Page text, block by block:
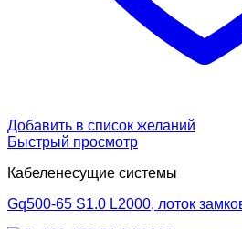
Добавить в список желаний
Быстрый просмотр
Кабеленесущие системы
Gq500-65 S1.0 L2000, лоток